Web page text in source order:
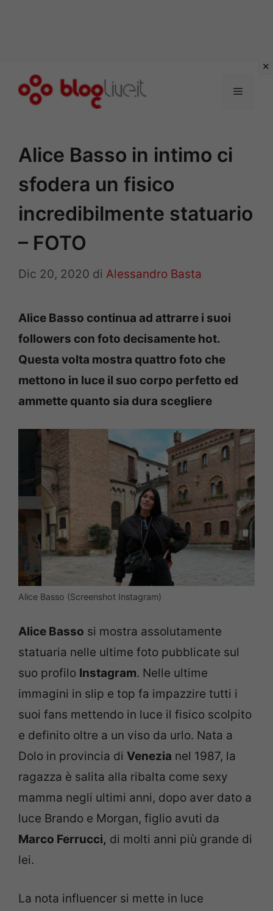
Menu
Alice Basso in intimo ci
sfodera un fisico
incredibilmente statuario
– FOTO
Dic 20, 2020 di Alessandro Basta
Alice Basso continua ad attrarre i suoi
followers con foto decisamente hot.
Questa volta mostra quattro foto che
mettono in luce il suo corpo perfetto ed
ammette quanto sia dura scegliere
Alice Basso (Screenshot Instagram)
Alice Basso si mostra assolutamente
statuaria nelle ultime foto pubblicate sul
suo profilo Instagram. Nelle ultime
immagini in slip e top fa impazzire tutti i
suoi fans mettendo in luce il fisico scolpito
e definito oltre a un viso da urlo. Nata a
Dolo in provincia di Venezia nel 1987, la
ragazza è salita alla ribalta come sexy
mamma negli ultimi anni, dopo aver dato a
luce Brando e Morgan, figlio avuti da
Marco Ferrucci, di molti anni più grande di
lei.
La nota influencer si mette in luce